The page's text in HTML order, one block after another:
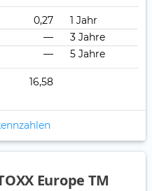
0,27
1 Jahr
—
3 Jahre
—
5 Jahre
16,58
Europe TM